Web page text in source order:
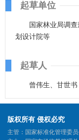
起草单位
国家林业局调
划设计院等
起草人
曾伟生、甘世书
版权所有 侵权必究
主管：国家标准化管理委